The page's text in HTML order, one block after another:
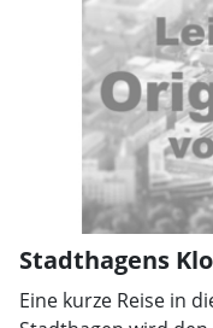
Stadthagens
Eine kurze Reise in